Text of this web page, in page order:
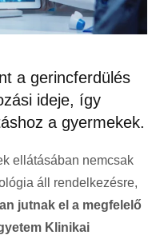
a gerincferdülés
ideje, így
a gyermekek.
ellátásában nemcsak
áll rendelkezésre,
jutnak el a megfelelő
Klinikai